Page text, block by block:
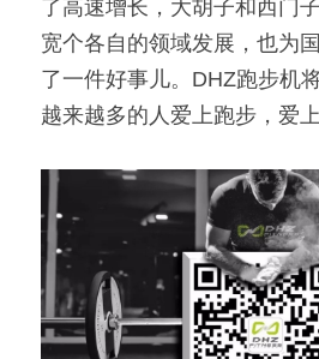
了高速增长，大胡子和西门
宽个各自的领域发展，也为
了一件好事儿。DHZ跑步机
越来越多的人爱上跑步，爱上